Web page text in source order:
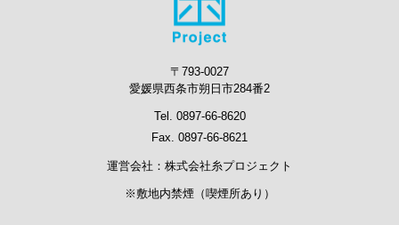
〒793-0027
愛媛県西条市朔日市284番2
Tel. 0897-66-8620
Fax. 0897-66-8621
運営会社：株式会社糸プロジェクト
※敷地内禁煙（喫煙所あり）